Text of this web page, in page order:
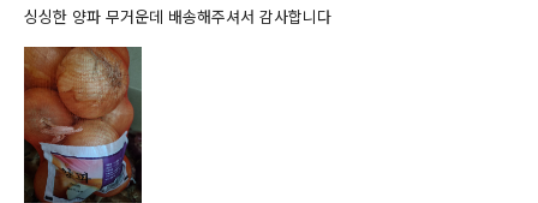
싱싱한 양파 무거운데 배송해주셔서 감사합니다